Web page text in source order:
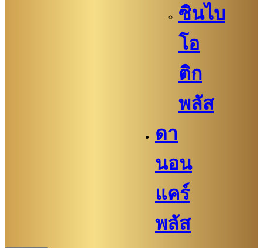
ซินไบ
โอ
ติก
พลัส
ดา
นอน
แคร์
พลัส